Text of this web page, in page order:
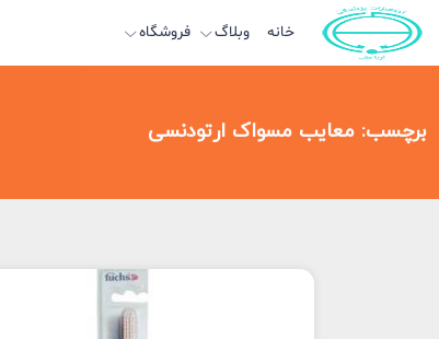
خانه وبلاگ فروشگاه
برچسب: معایب مسواک ارتودنسی